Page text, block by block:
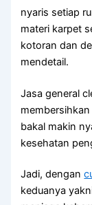
nyaris setiap
materi karpet
kotoran dan
mendetail.
Jasa general
bakal makin
kesehatan
Jadi, dengan
keduanya